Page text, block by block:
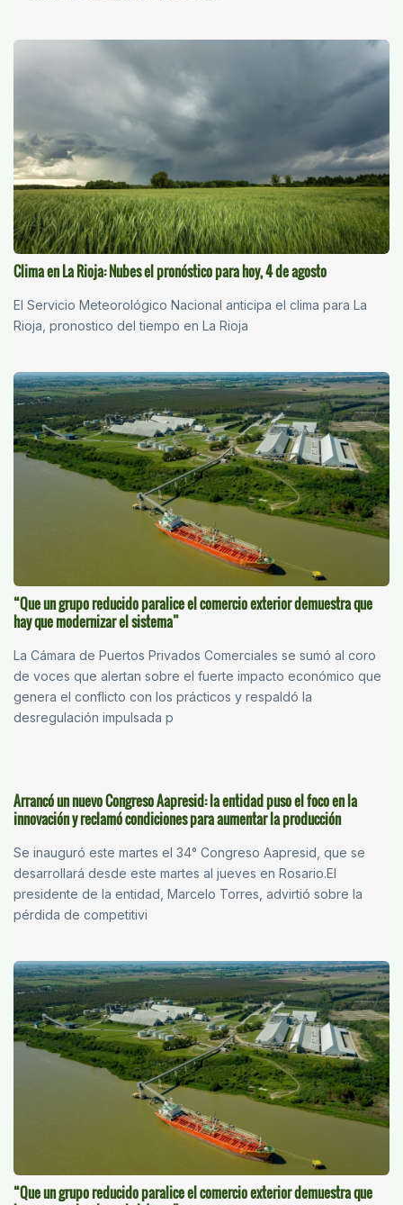
Clima en La Rioja: Nubes el pronóstico para hoy, 4 de agosto
El Servicio Meteorológico Nacional anticipa el clima para La
Rioja, pronostico del tiempo en La Rioja
“Que un grupo reducido paralice el comercio exterior demuestra que
hay que modernizar el sistema”
La Cámara de Puertos Privados Comerciales se sumó al coro
de voces que alertan sobre el fuerte impacto económico que
genera el conflicto con los prácticos y respaldó la
desregulación impulsada p
Arrancó un nuevo Congreso Aapresid: la entidad puso el foco en la
innovación y reclamó condiciones para aumentar la producción
Se inauguró este martes el 34° Congreso Aapresid, que se
desarrollará desde este martes al jueves en Rosario.El
presidente de la entidad, Marcelo Torres, advirtió sobre la
pérdida de competitivi
“Que un grupo reducido paralice el comercio exterior demuestra que